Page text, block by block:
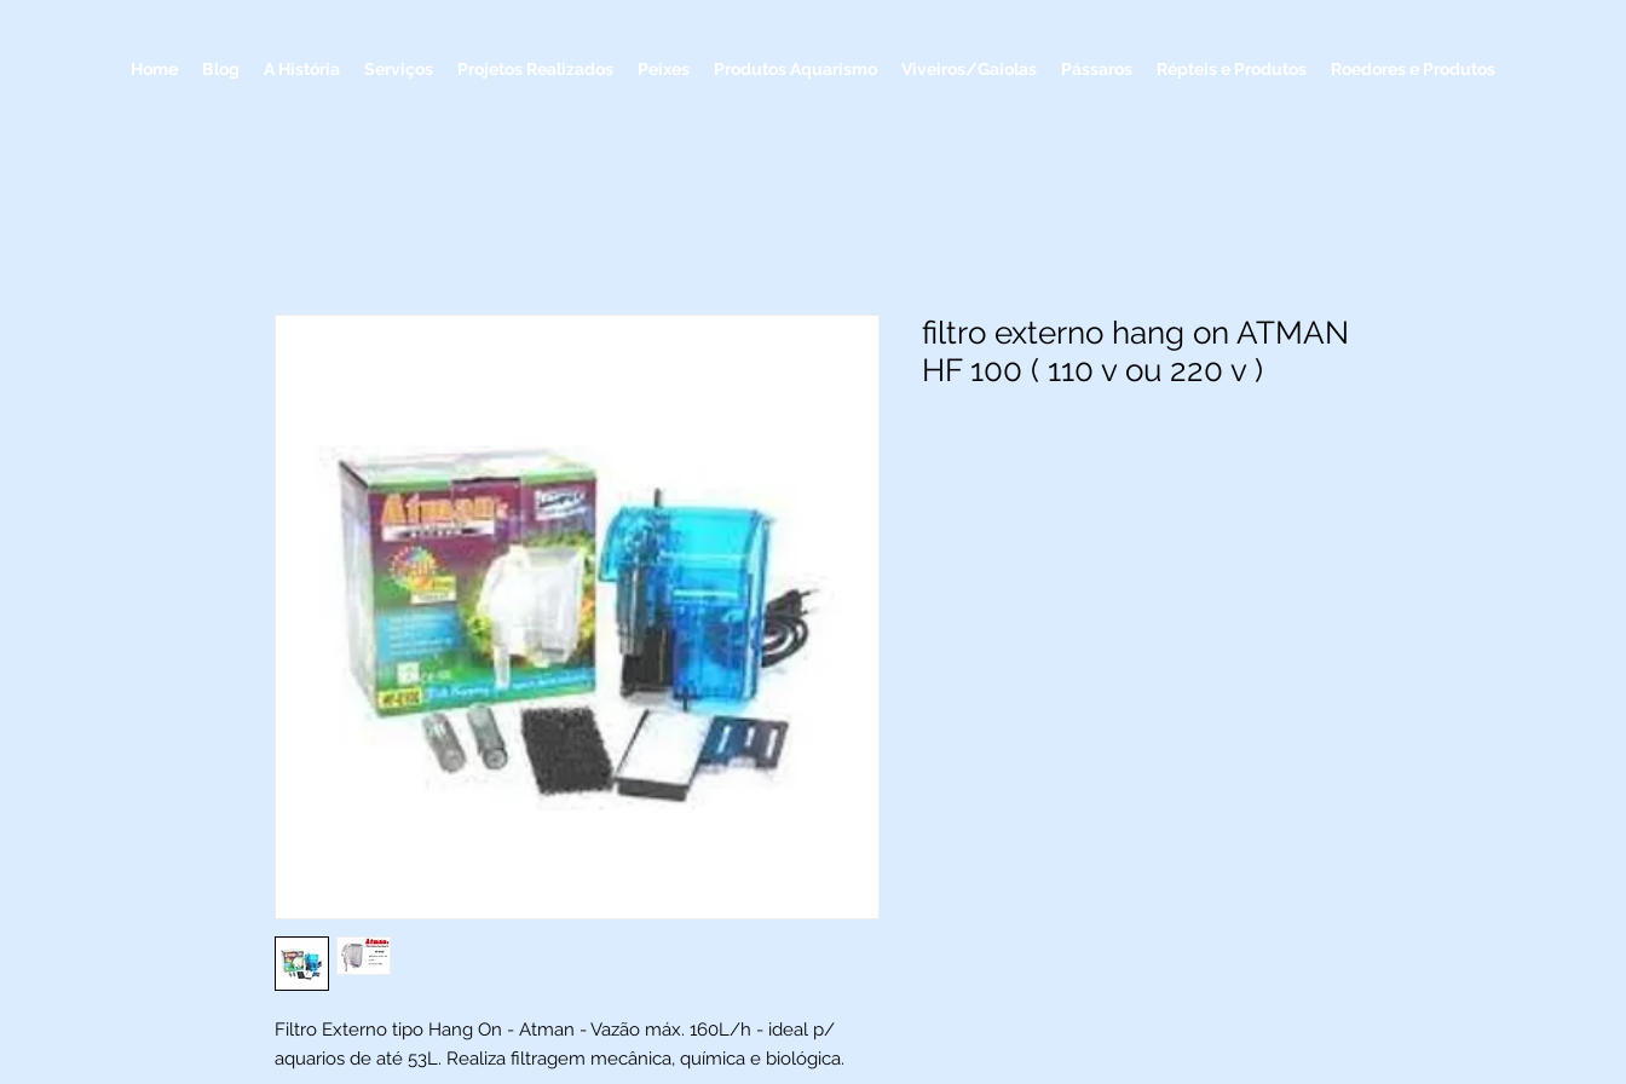
Home Blog A História Serviços Projetos Realizados Peixes Produtos Aquarismo Viveiros/Gaiolas Pássaros Répteis e Produtos Roedores e Produtos
Filtro Externo tipo Hang On - Atman - Vazão máx. 160L/h - ideal p/
aquarios de até 53L. Realiza filtragem mecânica, química e biológica.
filtro externo hang on ATMAN
HF 100 ( 110 v ou 220 v )